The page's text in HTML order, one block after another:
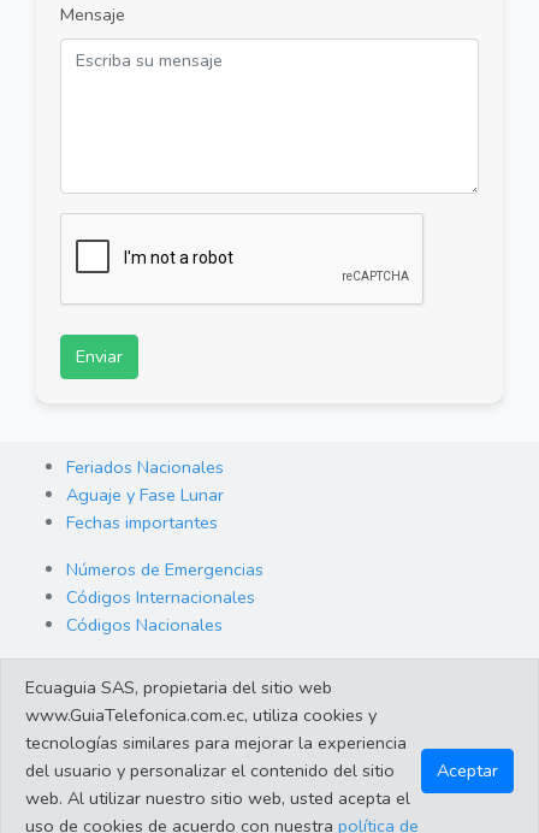
Mensaje
Enviar
Feriados Nacionales
Aguaje y Fase Lunar
Fechas importantes
Números de Emergencias
Códigos Internacionales
Códigos Nacionales
Cambio de Divisas
Enlaces de interes
©2023 Guiatelefonica.com.ec una empresa 100% ecuatoriana.
Ecuaguia SAS, propietaria del sitio web
www.GuiaTelefonica.com.ec, utiliza cookies y
tecnologías similares para mejorar la experiencia
del usuario y personalizar el contenido del sitio
web. Al utilizar nuestro sitio web, usted acepta el
uso de cookies de acuerdo con nuestra política de
Aceptar